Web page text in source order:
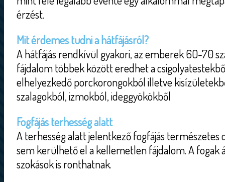
érzést.
Mit érdemes tudni a hátfájásról?
A hátfájás rendkívül gyakori, az emberek 60-70
fájdalom többek között eredhet a
elhelyezkedő porckorongokból illetve
szalagokból, izmokból, ideggyökökből
Fogfájás terhesség alatt
A terhesség alatt jelentkező fogfájás természetes
sem kerülhető el a kellemetlen fájdalom. A fogak
szokások is ronthatnak.